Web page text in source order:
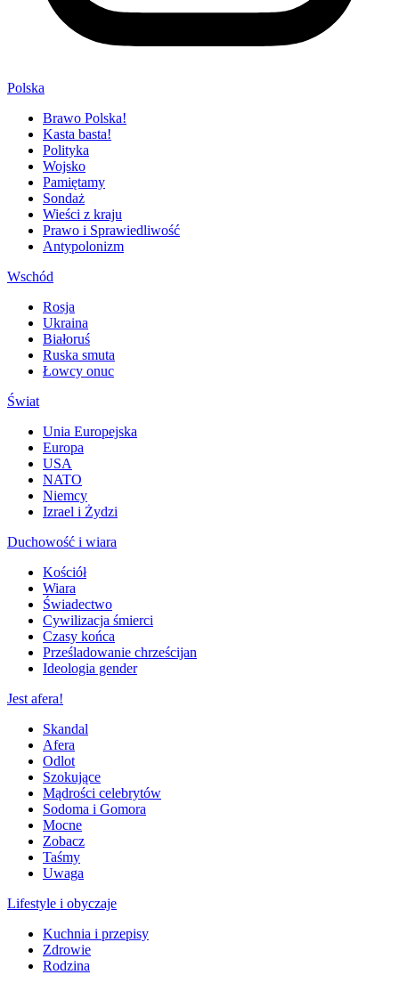
Polska
Brawo Polska!
Kasta basta!
Polityka
Wojsko
Pamiętamy
Sondaż
Wieści z kraju
Prawo i Sprawiedliwość
Antypolonizm
Wschód
Rosja
Ukraina
Białoruś
Ruska smuta
Łowcy onuc
Świat
Unia Europejska
Europa
USA
NATO
Niemcy
Izrael i Żydzi
Duchowość i wiara
Kościół
Wiara
Świadectwo
Cywilizacja śmierci
Czasy końca
Prześladowanie chrześcijan
Ideologia gender
Jest afera!
Skandal
Afera
Odlot
Szokujące
Mądrości celebrytów
Sodoma i Gomora
Mocne
Zobacz
Taśmy
Uwaga
Lifestyle i obyczaje
Kuchnia i przepisy
Zdrowie
Rodzina